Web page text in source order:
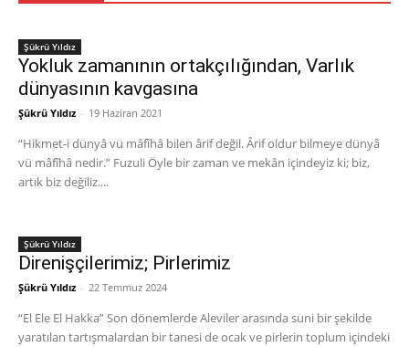
Şükrü Yıldız
Yokluk zamanının ortakçılığından, Varlık
dünyasının kavgasına
Şükrü Yıldız - 19 Haziran 2021
“Hikmet-i dünyâ vü mâfîhâ bilen ârif değil. Ârif oldur bilmeye dünyâ
vü mâfîhâ nedir.” Fuzuli Öyle bir zaman ve mekân içindeyiz ki; biz,
artık biz değiliz....
Şükrü Yıldız
Direnişçilerimiz; Pirlerimiz
Şükrü Yıldız - 22 Temmuz 2024
“El Ele El Hakka” Son dönemlerde Aleviler arasında suni bir şekilde
yaratılan tartışmalardan bir tanesi de ocak ve pirlerin toplum içindeki